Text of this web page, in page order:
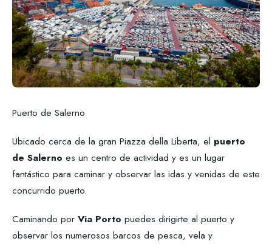
Puerto de Salerno
Ubicado cerca de la gran Piazza della Liberta, el puerto
de Salerno es un centro de actividad y es un lugar
fantástico para caminar y observar las idas y venidas de este
concurrido puerto.
Caminando por Via Porto puedes dirigirte al puerto y
observar los numerosos barcos de pesca, vela y